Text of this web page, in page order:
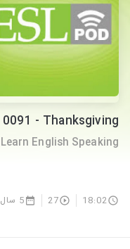
0091 - Thanksgiving
English Speaking
18:02
27 5 سال پیش